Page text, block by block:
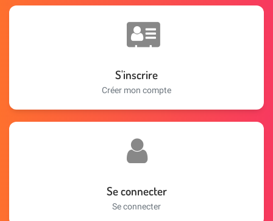
S'inscrire
Créer mon compte
Se connecter
Se connecter